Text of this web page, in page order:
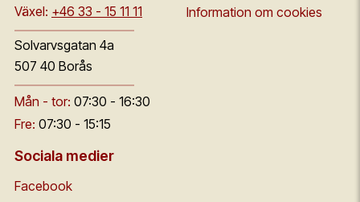
Växel: +46 33 - 15 11 11
Solvarvsgatan 4a
507 40 Borås
Mån - tor: 07:30 - 16:30
Fre: 07:30 - 15:15
Information om cookies
Sociala medier
Facebook